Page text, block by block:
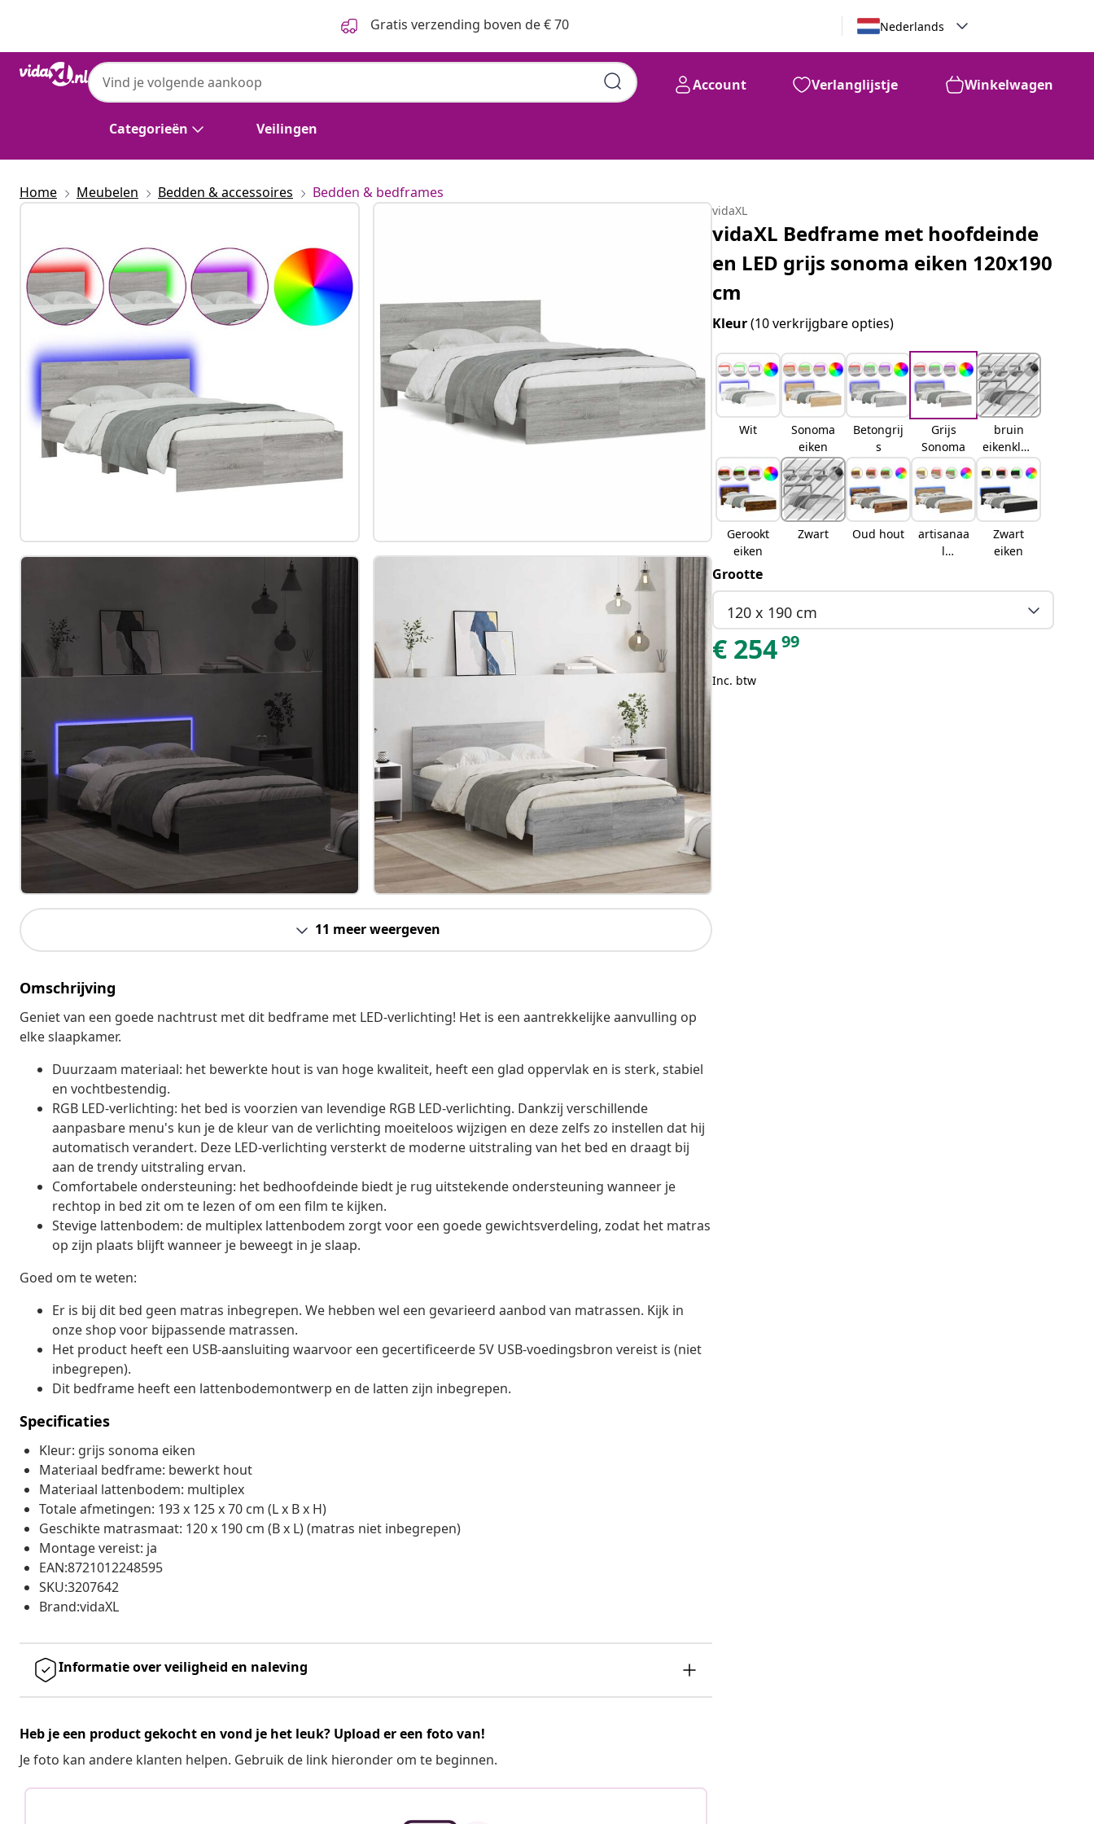
Gratis verzending boven de € 70 Nederlands
Categorieën Veilingen
Account Verlanglijstje Winkelwagen
Home Meubelen Bedden & accessoires Bedden & bedframes
11 meer weergeven
Omschrijving
Geniet van een goede nachtrust met dit bedframe met LED-verlichting! Het is een aantrekkelijke aanvulling op
elke slaapkamer.
Duurzaam materiaal: het bewerkte hout is van hoge kwaliteit, heeft een glad oppervlak en is sterk, stabiel
en vochtbestendig.
RGB LED-verlichting: het bed is voorzien van levendige RGB LED-verlichting. Dankzij verschillende
aanpasbare menu's kun je de kleur van de verlichting moeiteloos wijzigen en deze zelfs zo instellen dat hij
automatisch verandert. Deze LED-verlichting versterkt de moderne uitstraling van het bed en draagt bij
aan de trendy uitstraling ervan.
Comfortabele ondersteuning: het bedhoofdeinde biedt je rug uitstekende ondersteuning wanneer je
rechtop in bed zit om te lezen of om een film te kijken.
Stevige lattenbodem: de multiplex lattenbodem zorgt voor een goede gewichtsverdeling, zodat het matras
op zijn plaats blijft wanneer je beweegt in je slaap.
Goed om te weten:
Er is bij dit bed geen matras inbegrepen. We hebben wel een gevarieerd aanbod van matrassen. Kijk in
onze shop voor bijpassende matrassen.
Het product heeft een USB-aansluiting waarvoor een gecertificeerde 5V USB-voedingsbron vereist is (niet
inbegrepen).
Dit bedframe heeft een lattenbodemontwerp en de latten zijn inbegrepen.
Specificaties
Kleur: grijs sonoma eiken
Materiaal bedframe: bewerkt hout
Materiaal lattenbodem: multiplex
Totale afmetingen: 193 x 125 x 70 cm (L x B x H)
Geschikte matrasmaat: 120 x 190 cm (B x L) (matras niet inbegrepen)
Montage vereist: ja
EAN:8721012248595
SKU:3207642
Brand:vidaXL
Informatie over veiligheid en naleving
Heb je een product gekocht en vond je het leuk? Upload er een foto van!
Je foto kan andere klanten helpen. Gebruik de link hieronder om te beginnen.
vidaXL
vidaXL Bedframe met hoofdeinde
en LED grijs sonoma eiken 120x190
cm
Kleur(10 verkrijgbare opties)
Wit
Sonoma
eiken
Betongrij
s
Grijs
Sonoma
bruin
eikenkleu
r
Gerookt
eiken
Zwart Oud hout
artisanaa
l
Zwart
eiken
Grootte
120 x 190 cm
€ 25499
Inc. btw